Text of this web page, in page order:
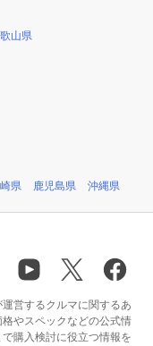
山県
県 鹿児島県 沖縄県
営するクルマに関するあ
やスペックなどの公式情
購入検討に役立つ情報を